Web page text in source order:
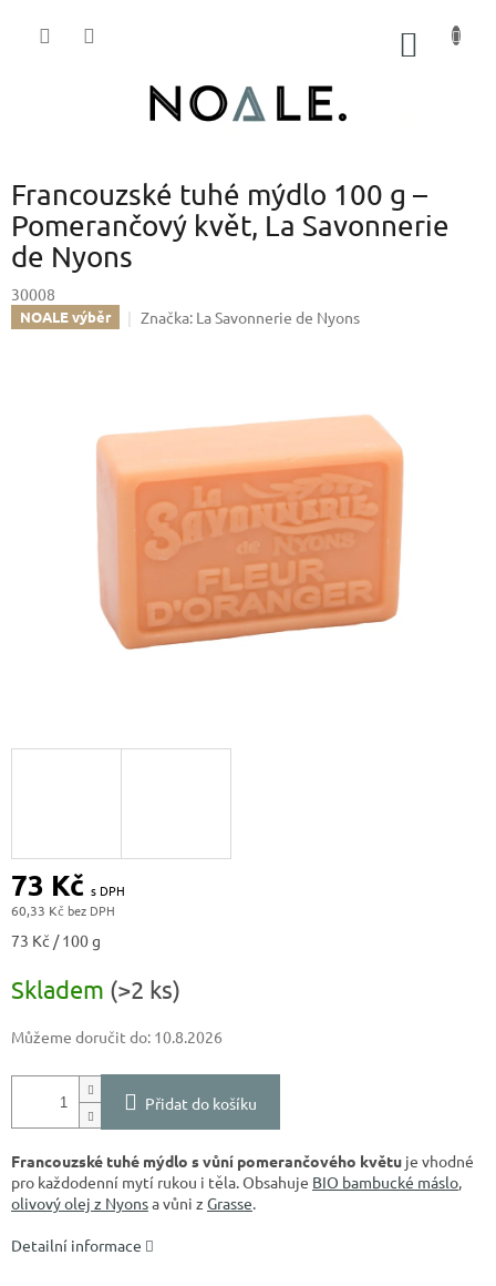
Francouzské tuhé mýdlo 100 g –
Pomerančový květ, La Savonnerie
de Nyons
30008
NOALE výběr Značka: La Savonnerie de Nyons
73 Kč
60,33 Kč
Měrná
73 Kč / 100 g
Skladem (>2 ks)
Můžeme doručit do: 10.8.2026
Přidat do košíku
Francouzské tuhé mýdlo s vůní pomerančového květu je vhodné
pro každodenní mytí rukou i těla. Obsahuje BIO bambucké máslo,
olivový olej z Nyonsa vůni z Grasse.
Detailní informace